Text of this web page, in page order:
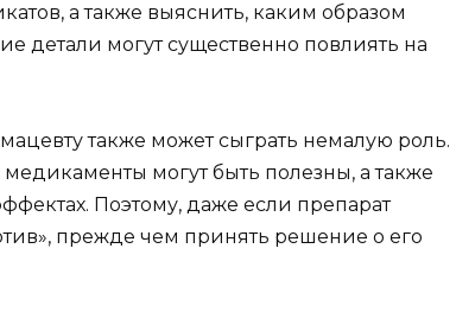
а также выяснить, каким образом
детали могут существенно повлиять на
также может сыграть немалую роль.
могут быть полезны, а также
Поэтому, даже если препарат
прежде чем принять решение о его